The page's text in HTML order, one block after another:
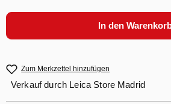
In den
Zum Merkzettel hinzufügen
Verkauf durch Leica Store Madrid